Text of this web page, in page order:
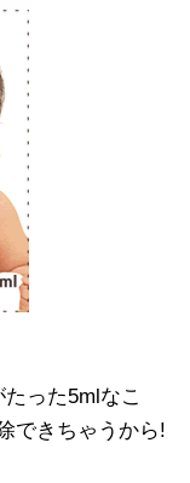
った5mlなこ
できちゃうから!